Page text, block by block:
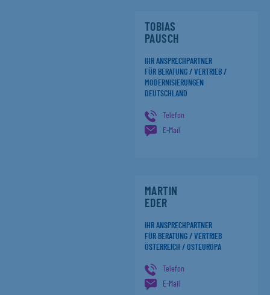
TOBIAS
PAUSCH
IHR ANSPRECHPARTNER
FÜR BERATUNG / VERTRIEB /
MODERNISIERUNGEN
DEUTSCHLAND
Telefon
E-Mail
MARTIN
EDER
IHR ANSPRECHPARTNER
FÜR BERATUNG / VERTRIEB
ÖSTERREICH / OSTEUROPA
Telefon
E-Mail